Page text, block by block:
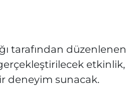
tarafından düzenlenen
etkinlik,
deneyim sunacak.